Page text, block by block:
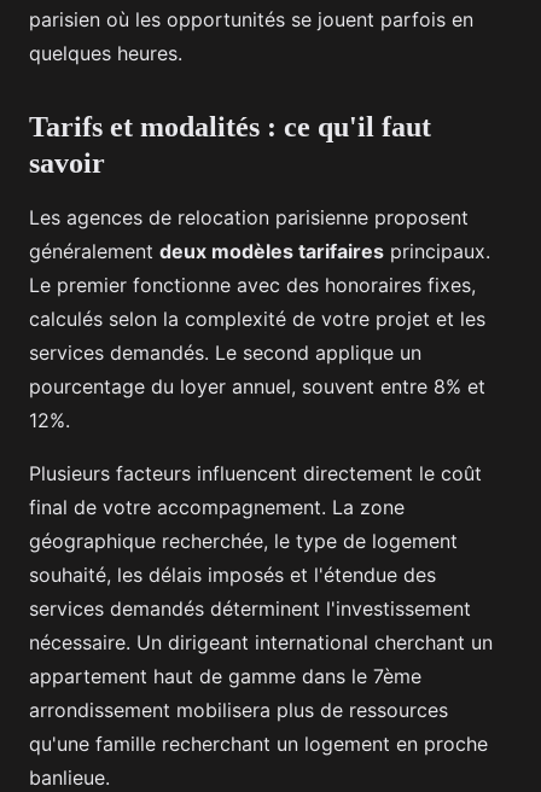
parisien où les opportunités se jouent parfois en
quelques heures.
Tarifs et modalités : ce qu'il faut
savoir
Les agences de relocation parisienne proposent
généralement deux modèles tarifaires principaux.
Le premier fonctionne avec des honoraires fixes,
calculés selon la complexité de votre projet et les
services demandés. Le second applique un
pourcentage du loyer annuel, souvent entre 8% et
12%.
Plusieurs facteurs influencent directement le coût
final de votre accompagnement. La zone
géographique recherchée, le type de logement
souhaité, les délais imposés et l'étendue des
services demandés déterminent l'investissement
nécessaire. Un dirigeant international cherchant un
appartement haut de gamme dans le 7ème
arrondissement mobilisera plus de ressources
qu'une famille recherchant un logement en proche
banlieue.